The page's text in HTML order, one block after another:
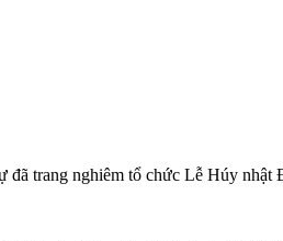
trang nghiêm tổ chức Lễ Húy